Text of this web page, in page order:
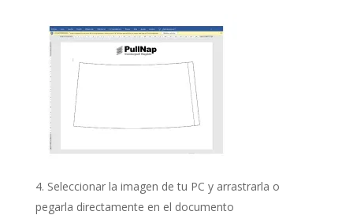
Seleccionar la imagen de tu PC y arrastrarla o
pegarla directamente en el documento